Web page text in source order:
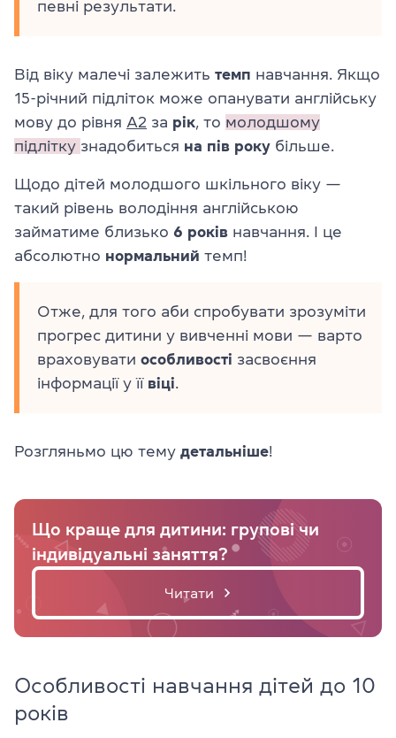
певні результати.
Від віку малечі залежить темп навчання. Якщо
15-річний підліток може опанувати англійську
мову до рівня А2 за рік , то молодшому
підлітку знадобиться на пів року більше.
Щодо дітей молодшого шкільного віку —
такий рівень володіння англійською
займатиме близько 6 років навчання. І це
абсолютно нормальний темп!
Отже, для того аби спробувати зрозуміти
прогрес дитини у вивченні мови — варто
враховувати особливості засвоєння
інформації у її віці
Розгляньмо цю тему детальніше!
Що краще для дитини: групові чи
індивідуальні заняття?
Читати
Особливості навчання дітей до 10
років